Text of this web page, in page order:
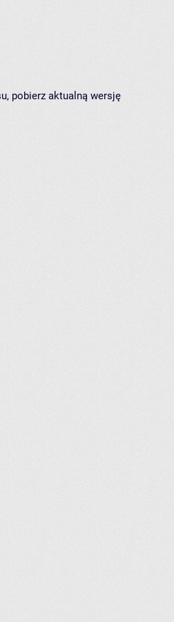
pobierz aktualną wersję